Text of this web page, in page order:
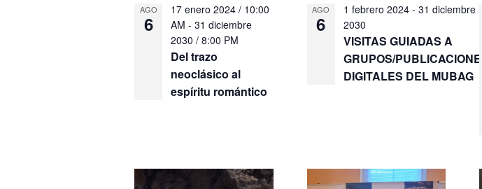
AGO
6
Del trazo
neoclásico al
espíritu romántico
17 enero 2024 / 10:00
AM -31 diciembre
2030 / 8:00 PM
AGO
6
VISITAS GUIADAS A
GRUPOS/PUBLICACIONES
DIGITALES DEL MUBAG
1 febrero 2024- 31 diciembre
2030